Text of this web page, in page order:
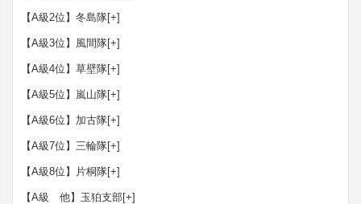
【A級2位】冬島隊[+]
【A級3位】風間隊[+]
【A級4位】草壁隊[+]
【A級5位】嵐山隊[+]
【A級6位】加古隊[+]
【A級7位】三輪隊[+]
【A級8位】片桐隊[+]
【A級 他】玉狛支部[+]